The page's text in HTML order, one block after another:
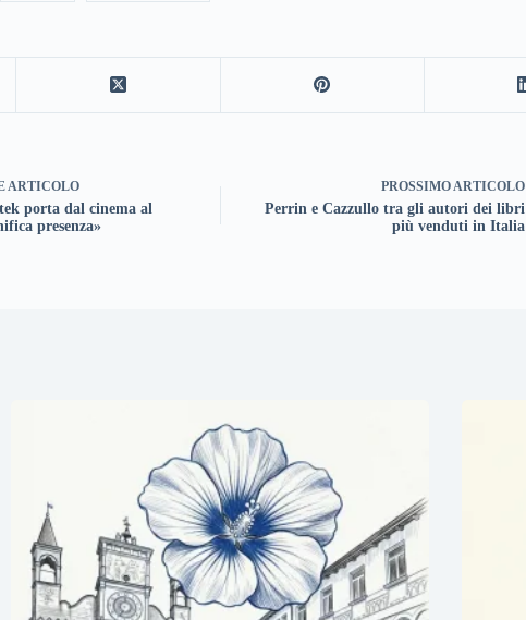
ARTICOLO
porta dal cinema al
presenza»
PROSSIMOARTICOLO
Perrin e Cazzullo tra gli autori dei libri
più venduti in Italia